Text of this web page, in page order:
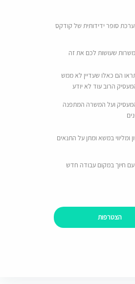
ידידותית של קודקס
לכם את זה
שעדיין לא ממש
עוד לא יודע
ועל המשרה המתפנה
במשא ומתן על התנאים
במקום עבודה חדש
הצטרפות